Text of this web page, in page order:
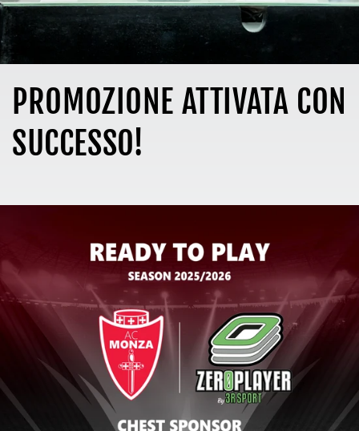
PROMOZIONE ATTIVATA CON
SUCCESSO!